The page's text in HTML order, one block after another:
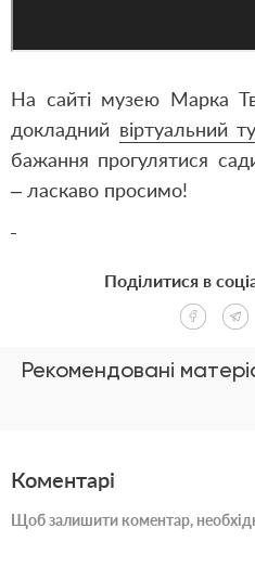
На сайті музею Марка
докладний віртуальний
бажання прогулятися
– ласкаво просимо!
Рекомендовані
Поділитися в
Коментарі
Щоб залишити коментар,